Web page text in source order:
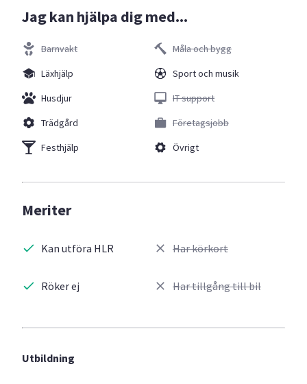
Jag kan hjälpa dig med...
Barnvakt
Läxhjälp
Husdjur
Trädgård
Festhjälp
Måla och bygg
Sport och musik
IT support
Företagsjobb
Övrigt
Meriter
Kan utföra HLR
Röker ej
Har körkort
Har tillgång till bil
Utbildning